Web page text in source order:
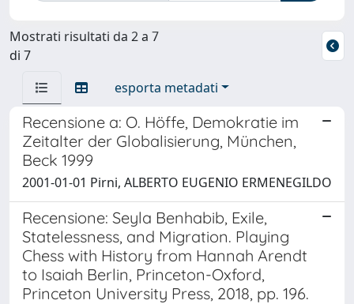
Mostrati risultati da 2 a 7
di 7
esporta metadati
Recensione a: O. Höffe, Demokratie im
Zeitalter der Globalisierung, München,
Beck 1999
2001-01-01 Pirni, ALBERTO EUGENIO ERMENEGILDO
Recensione: Seyla Benhabib, Exile,
Statelessness, and Migration. Playing
Chess with History from Hannah Arendt
to Isaiah Berlin, Princeton-Oxford,
Princeton University Press, 2018, pp. 196.